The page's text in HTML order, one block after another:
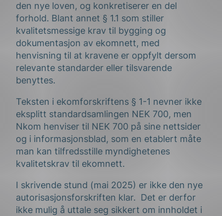
den nye loven, og konkretiserer en del
forhold. Blant annet § 1.1 som stiller
kvalitetsmessige krav til bygging og
dokumentasjon av ekomnett, med
henvisning til at kravene er oppfylt dersom
relevante standarder eller tilsvarende
benyttes.
Teksten i ekomforskriftens § 1-1 nevner ikke
eksplitt standardsamlingen NEK 700, men
Nkom henviser til NEK 700 på sine nettsider
og i informasjonsblad, som en etablert måte
man kan tilfredsstille myndighetenes
kvalitetskrav til ekomnett.
I skrivende stund (mai 2025) er ikke den nye
autorisasjonsforskriften klar. Det er derfor
ikke mulig å uttale seg sikkert om innholdet i